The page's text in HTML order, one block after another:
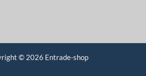
© 2026 Entrade-shop